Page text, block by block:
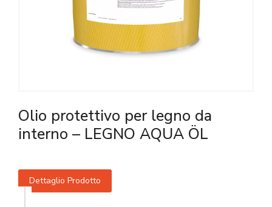
Olio protettivo per legno da
interno – LEGNO AQUA ÖL
Dettaglio Prodotto